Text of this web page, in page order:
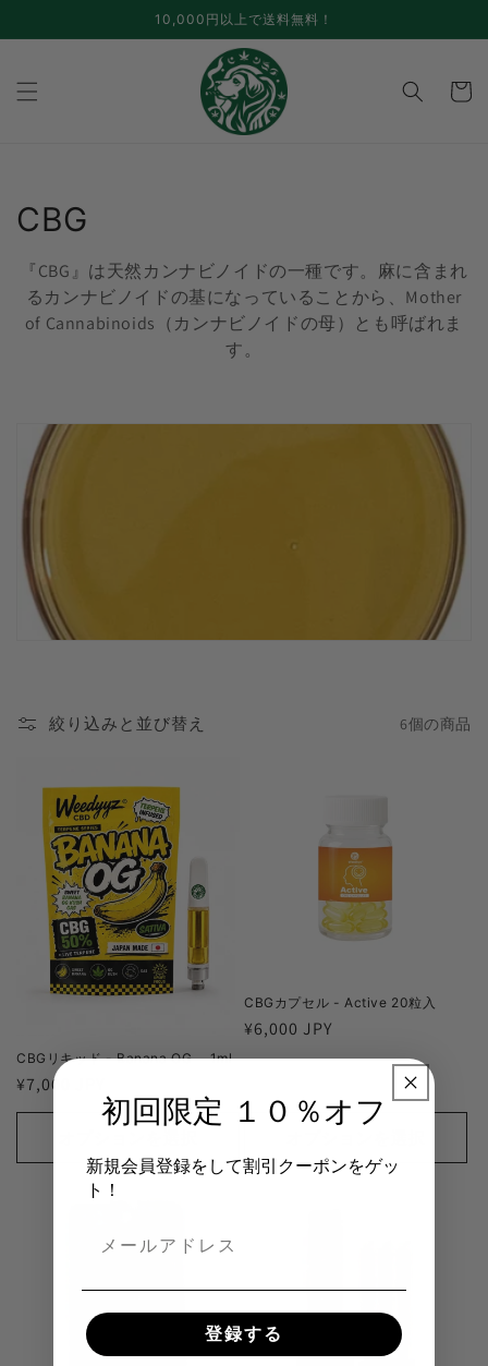
進む
10,000円以上で送料無料！
ー
コ
レ
ク
ン
CBG
『CBG』は天然カンナビノイドの一種です。 麻に含まれ
るカンナビノイドの基になっていることから、Mother
of Cannabinoids（カンナビノイドの母）とも呼ばれま
す。
絞り込みと並び替え 6個の商品
CBGリキッド - Banana OG 1ml
通
常
格
¥7,000 JPY
CBGカプセル - Active 20粒入
通
常
格
¥6,000 JPY
初回限定 １０％オフ
新規会員登録をして割引クーポンをゲッ
ト！
登録する